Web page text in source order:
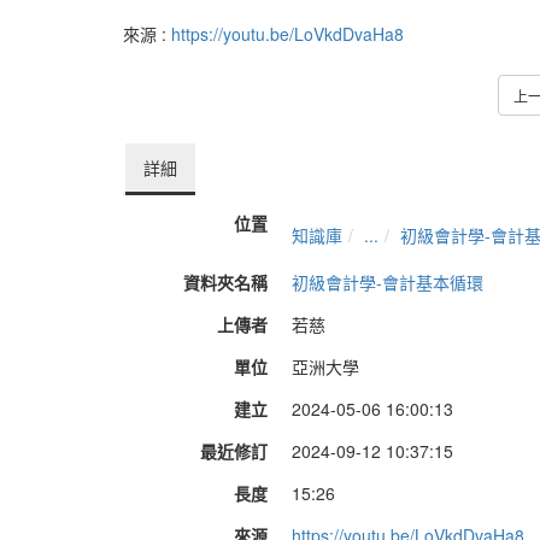
來源 : https://youtu.be/LoVkdDvaHa8
上
詳細
位置 知識庫 ...
初級會計學-會計
資料夾名稱
初級會計學-會計基本循環
上傳者
若慈
單位
亞洲大學
建立
2024-05-06 16:00:13
最近修訂
2024-09-12 10:37:15
長度
15:26
來源
https://youtu.be/LoVkdDvaHa8